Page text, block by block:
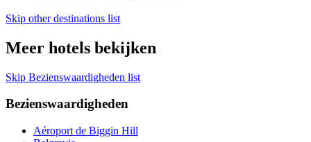
Skip other destinations list
Meer hotels bekijken
Skip Bezienswaardigheden list
Bezienswaardigheden
Aéroport de Biggin Hill